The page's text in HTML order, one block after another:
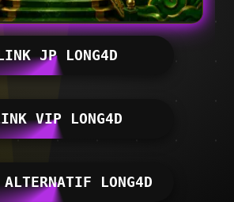
LINK JP LONG4D
VIP LONG4D
LONG4D